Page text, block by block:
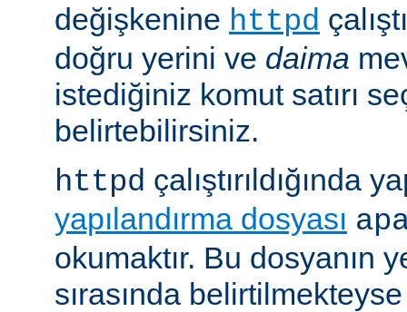
değişkenine httpd
doğru yerini ve daima
istediğiniz komut satırı
belirtebilirsiniz.
httpd çalıştırıldığında
yapılandırma dosyası
okumaktır. Bu dosyanın
sırasında